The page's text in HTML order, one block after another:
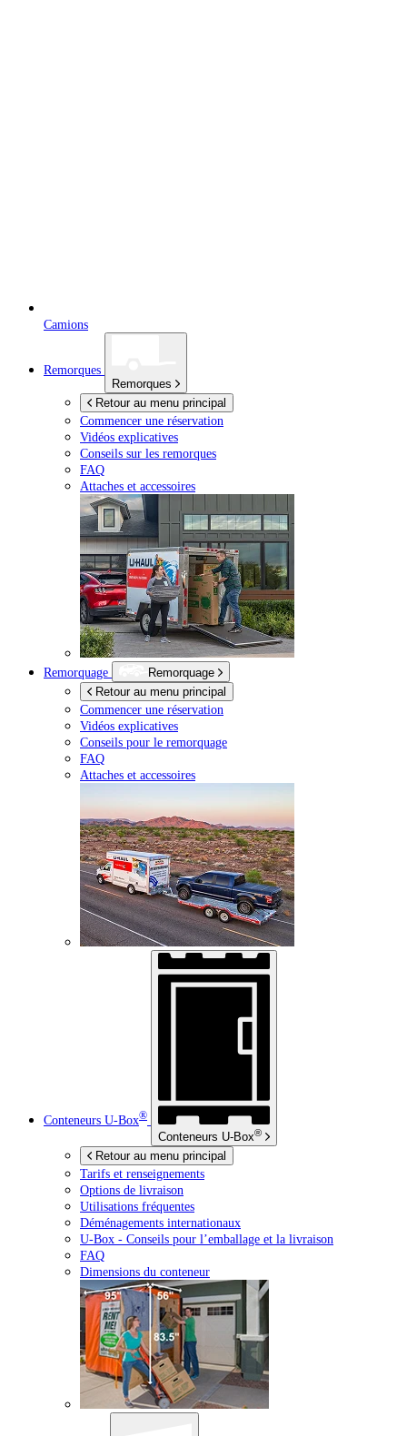
Camions
Remorques
Remorques
Retour au menu principal
Commencer une réservation
Vidéos explicatives
Conseils sur les remorques
FAQ
Attaches et accessoires
Remorquage
Remorquage
Retour au menu principal
Commencer une réservation
Vidéos explicatives
Conseils pour le remorquage
FAQ
Attaches et accessoires
Conteneurs U-Box®
Conteneurs U-Box®
Retour au menu principal
Tarifs et renseignements
Options de livraison
Utilisations fréquentes
Déménagements internationaux
U-Box - Conseils pour l’emballage et la livraison
FAQ
Dimensions du conteneur